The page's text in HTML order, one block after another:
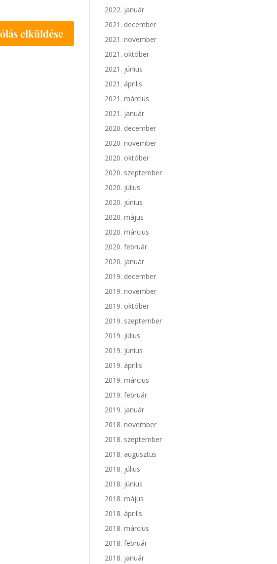
2022. január
2021. december
2021. november
2021. október
2021. június
2021. április
2021. március
2021. január
2020. december
2020. november
2020. október
2020. szeptember
2020. július
2020. június
2020. május
2020. március
2020. február
2020. január
2019. december
2019. november
2019. október
2019. szeptember
2019. július
2019. június
2019. április
2019. március
2019. február
2019. január
2018. november
2018. szeptember
2018. augusztus
2018. július
2018. június
2018. május
2018. április
2018. március
2018. február
2018. január